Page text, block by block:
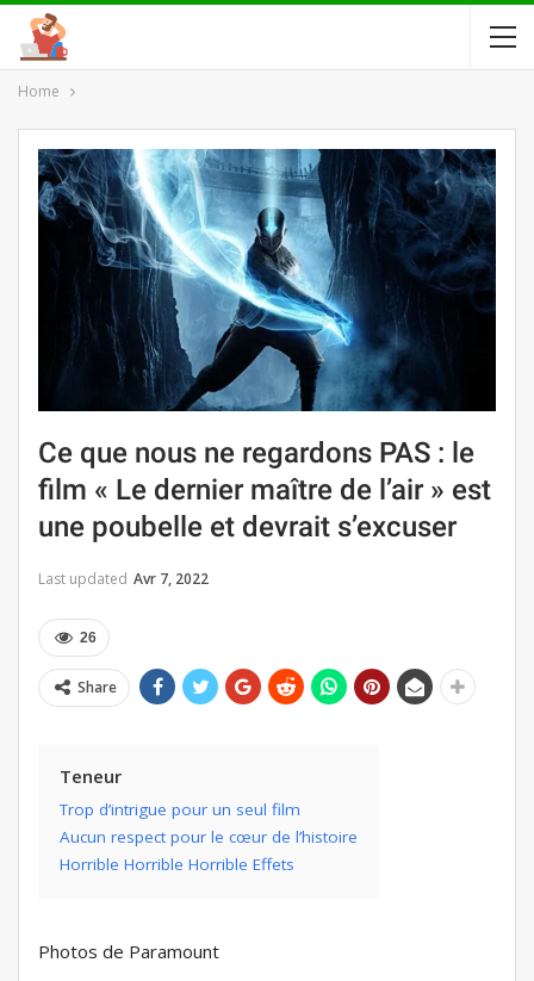
Home
Ce que nous ne regardons PAS : le
film « Le dernier maître de l’air » est
une poubelle et devrait s’excuser
Last updated Avr 7, 2022
26
Share
Teneur
Trop d’intrigue pour un seul film
Aucun respect pour le cœur de l’histoire
Horrible Horrible Horrible Effets
Photos de Paramount